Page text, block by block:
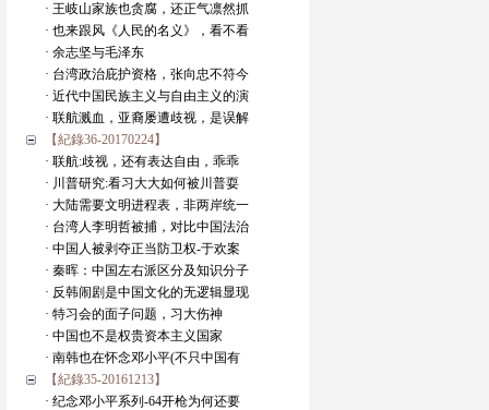
· 王岐山家族也贪腐，还正气凛然抓
· 也来跟风《人民的名义》，看不看
· 余志坚与毛泽东
· 台湾政治庇护资格，张向忠不符今
· 近代中国民族主义与自由主义的演
· 联航溅血，亚裔屡遭歧视，是误解
【紀錄36-20170224】
· 联航:歧视，还有表达自由，乖乖
· 川普研究:看习大大如何被川普耍
· 大陆需要文明进程表，非两岸统一
· 台湾人李明哲被捕，对比中国法治
· 中国人被剥夺正当防卫权-于欢案
· 秦晖：中国左右派区分及知识分子
· 反韩闹剧是中国文化的无逻辑显现
· 特习会的面子问题，习大伤神
· 中国也不是权贵资本主义国家
· 南韩也在怀念邓小平(不只中国有
【紀錄35-20161213】
· 纪念邓小平系列-64开枪为何还要